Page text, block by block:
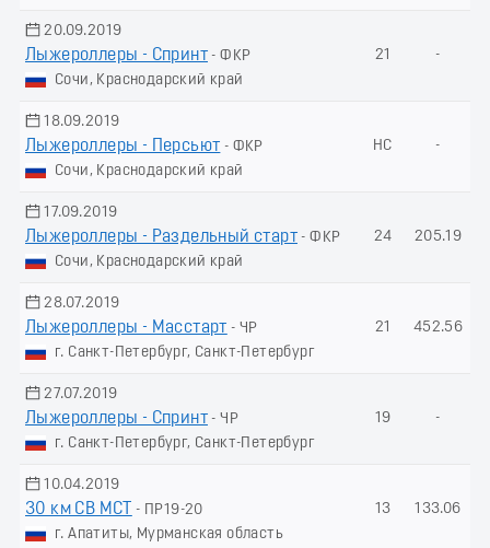
20.09.2019
Лыжероллеры - Спринт - ФКР
Сочи, Краснодарский край
21 -
18.09.2019
Лыжероллеры - Пеpсьют - ФКР
Сочи, Краснодарский край
НС -
17.09.2019
Лыжероллеры - Раздельный старт - ФКР
Сочи, Краснодарский край
24 205.19
28.07.2019
Лыжероллеры - Масстарт - ЧР
г. Санкт-Петербург, Санкт-Петербург
21 452.56
27.07.2019
Лыжероллеры - Спринт - ЧР
г. Санкт-Петербург, Санкт-Петербург
19 -
10.04.2019
30 км СВ МСТ
- ПР19-20
г. Апатиты, Мурманская область
13 133.06